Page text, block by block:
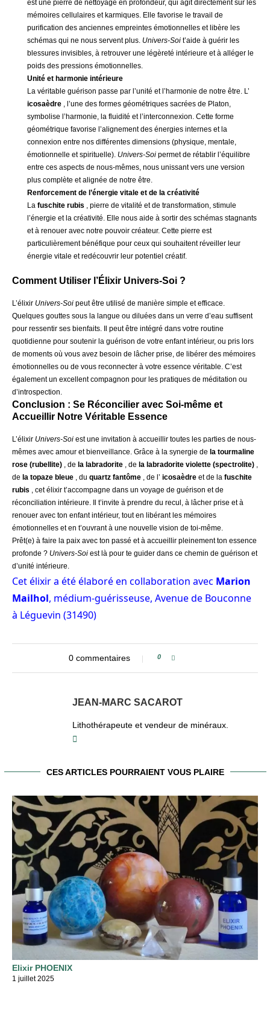
est une pierre de nettoyage en profondeur, qui agit directement sur les
mémoires cellulaires et karmiques. Elle favorise le travail de
purification des anciennes empreintes émotionnelles et libère les
schémas qui ne nous servent plus. Univers-Soi t’aide à guérir les
blessures invisibles, à retrouver une légèreté intérieure et à alléger le
poids des pressions émotionnelles.
Unité et harmonie intérieure
La véritable guérison passe par l’unité et l’harmonie de notre être. L’
icosaèdre , l’une des formes géométriques sacrées de Platon,
symbolise l’harmonie, la fluidité et l’interconnexion. Cette forme
géométrique favorise l’alignement des énergies internes et la
connexion entre nos différentes dimensions (physique, mentale,
émotionnelle et spirituelle). Univers-Soi permet de rétablir l’équilibre
entre ces aspects de nous-mêmes, nous unissant vers une version
plus complète et alignée de notre être.
Renforcement de l’énergie vitale et de la créativité
La fuschite rubis , pierre de vitalité et de transformation, stimule
l’énergie et la créativité. Elle nous aide à sortir des schémas stagnants
et à renouer avec notre pouvoir créateur. Cette pierre est
particulièrement bénéfique pour ceux qui souhaitent réveiller leur
énergie vitale et redécouvrir leur potentiel créatif.
Comment Utiliser l’Élixir Univers-Soi ?
L’élixir Univers-Soi peut être utilisé de manière simple et efficace.
Quelques gouttes sous la langue ou diluées dans un verre d’eau suffisent
pour ressentir ses bienfaits. Il peut être intégré dans votre routine
quotidienne pour soutenir la guérison de votre enfant intérieur, ou pris lors
de moments où vous avez besoin de lâcher prise, de libérer des mémoires
émotionnelles ou de vous reconnecter à votre essence véritable. C’est
également un excellent compagnon pour les pratiques de méditation ou
d’introspection.
Conclusion : Se Réconcilier avec Soi-même et
Accueillir Notre Véritable Essence
L’élixir Univers-Soi est une invitation à accueillir toutes les parties de nous-
mêmes avec amour et bienveillance. Grâce à la synergie de la tourmaline
rose (rubellite) , de la labradorite , de la labradorite violette (spectrolite) ,
de la topaze bleue , du quartz fantôme , de l’ icosaèdre et de la fuschite
rubis , cet élixir t’accompagne dans un voyage de guérison et de
réconciliation intérieure. Il t’invite à prendre du recul, à lâcher prise et à
renouer avec ton enfant intérieur, tout en libérant les mémoires
émotionnelles et en t’ouvrant à une nouvelle vision de toi-même.
Prêt(e) à faire la paix avec ton passé et à accueillir pleinement ton essence
profonde ? Univers-Soi est là pour te guider dans ce chemin de guérison et
d’unité intérieure.
Cet élixir a été élaboré en collaboration avec Marion
Mailhol, médium-guérisseuse, Avenue de Bouconne
à Léguevin (31490)
0 commentaires 0
JEAN-MARC SACAROT
Lithothérapeute et vendeur de minéraux.
CES ARTICLES POURRAIENT VOUS PLAIRE
Elixir PHOENIX
1 juillet 2025